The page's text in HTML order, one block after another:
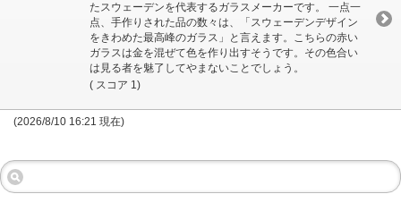
たスウェーデンを代表するガラスメーカーです。 一点一
点、手作りされた品の数々は、「スウェーデンデザイン
をきわめた最高峰のガラス」と言えます。こちらの赤い
ガラスは金を混ぜて色を作り出すそうです。その色合い
は見る者を魅了してやまないことでしょう。
( スコア 1)
(2026/8/10 16:21 現在)